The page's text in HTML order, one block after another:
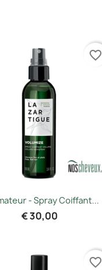
Snel bekijken
- Spray Coiffant...
€ 30,00
favorite_border
favorite_border